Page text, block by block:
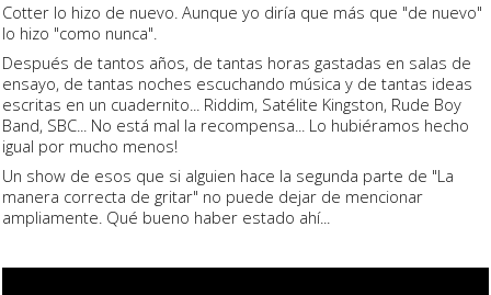
Cotter lo hizo de nuevo. Aunque yo diría que más que "de nuevo"
lo hizo "como nunca".
Después de tantos años, de tantas horas gastadas en salas de
ensayo, de tantas noches escuchando música y de tantas ideas
escritas en un cuadernito... Riddim, Satélite Kingston, Rude Boy
Band, SBC... No está mal la recompensa... Lo hubiéramos hecho
igual por mucho menos!
Un show de esos que si alguien hace la segunda parte de "La
manera correcta de gritar" no puede dejar de mencionar
ampliamente. Qué bueno haber estado ahí...